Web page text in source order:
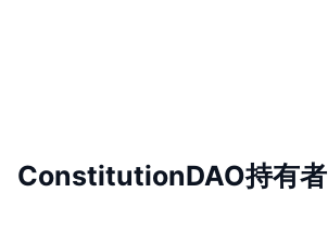
ConstitutionDAO持有者